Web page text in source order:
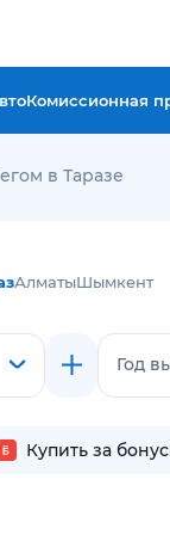
Комиссионная
в Таразе
АлматыШымкент
Год
Купить за